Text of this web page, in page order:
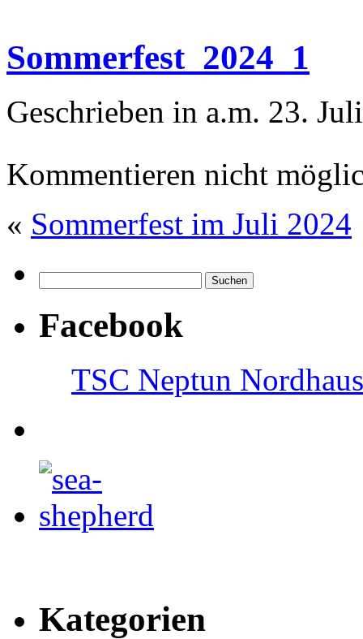
Sommerfest_2024_1
Geschrieben in a.m. 23.
Kommentieren nicht
« Sommerfest im Juli 2024
Facebook
TSC Neptun
Kategorien